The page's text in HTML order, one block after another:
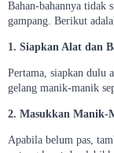
Bahan-bahannya tidak
gampang. Berikut
1. Siapkan Alat dan
Pertama, siapkan dulu
gelang manik-manik
2. Masukkan Manik-
Apabila belum pas,